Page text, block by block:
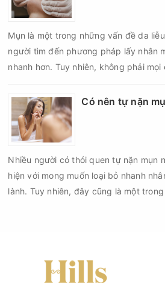
Mụn là một trong những vấn đề da
người tìm đến phương pháp lấy nhân
nhanh hơn. Tuy nhiên, không phải
sai kỹ thuật hoặc lấy nhân mụn không
có thể đối mặt với nguy cơ viêm
chí là sẹo rỗ. Vậy nặn mụn chuẩn y
đạt tiêu chuẩn cần đáp ứng những yêu
Có nên tự nặn
Nhiều người có thói quen tự nặn mụn
hiện với mong muốn loại bỏ nhanh
lành. Tuy nhiên, đây cũng là một